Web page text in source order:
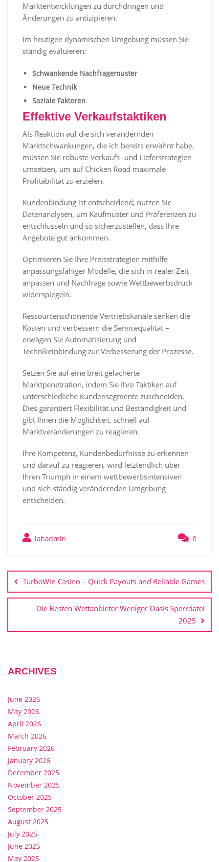
Marktentwicklungen zu durchdringen und
Änderungen zu antizipieren.
Im heutigen dynamischen Umgebung müssen Sie
ständig evaluieren:
Schwankende Nachfragemuster
Neue Technik
Soziale Faktoren
Effektive Verkaufstaktiken
Als Reaktion auf die sich verändernden
Marktschwankungen, die ich bereits erwähnt habe,
müssen Sie robuste Verkaufs- und Lieferstrategien
umsetzen, um auf Chicken Road maximale
Profitabilität zu erzielen.
Kundenbindung ist entscheidend; nutzen Sie
Datenanalysen, um Kaufmuster und Präferenzen zu
entschlüsseln und so sicherzustellen, dass Ihre
Angebote gut ankommen.
Optimieren Sie Ihre Preisstrategien mithilfe
anpassungsfähiger Modelle, die sich in realer Zeit
anpassen und Nachfrage sowie Wettbewerbsdruck
widerspiegeln.
Ressourcenschonende Vertriebskanäle senken die
Kosten und verbessern die Servicequalität –
erwägen Sie Automatisierung und
Technikeinbindung zur Verbesserung der Prozesse.
Setzen Sie auf eine breit gefächerte
Marktpenetration, indem Sie Ihre Taktiken auf
unterschiedliche Kundensegmente zuschneiden.
Dies garantiert Flexibilität und Beständigkeit und
gibt Ihnen die Möglichkeit, schnell auf
Marktveränderungen zu reagieren.
Ihre Kompetenz, Kundenbedürfnisse zu erkennen
und darauf zu reagieren, wird letztendlich über
Ihren Triumph in einem wettbewerbsintensiven
und sich ständig verändernden Umgebung
entscheiden.
iahadmin 0
TurboWin Casino – Quick Payouts and Reliable Games
Die Besten Wettanbieter Weniger Oasis Sperrdatei
2025
ARCHIVES
June 2026
May 2026
April 2026
March 2026
February 2026
January 2026
December 2025
November 2025
October 2025
September 2025
August 2025
July 2025
June 2025
May 2025